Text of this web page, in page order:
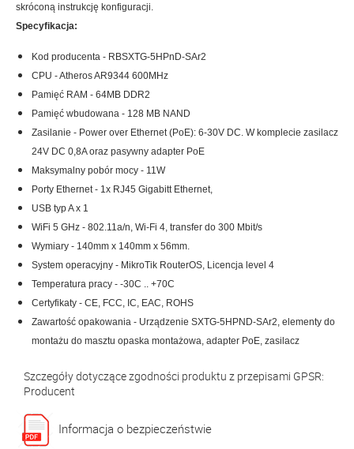
skróconą instrukcję konfiguracji.
Specyfikacja:
Kod producenta - RBSXTG-5HPnD-SAr2
CPU - Atheros AR9344 600MHz
Pamięć RAM - 64MB DDR2
Pamięć wbudowana - 128 MB NAND
Zasilanie - Power over Ethernet (PoE): 6-30V DC. W komplecie zasilacz
24V DC 0,8A oraz pasywny adapter PoE
Maksymalny pobór mocy - 11W
Porty Ethernet - 1x RJ45 Gigabitt Ethernet,
USB typ A x 1
WiFi 5 GHz - 802.11a/n, Wi-Fi 4, transfer do 300 Mbit/s
Wymiary - 140mm x 140mm x 56mm.
System operacyjny - MikroTik RouterOS, Licencja level 4
Temperatura pracy - -30C .. +70C
Certyfikaty - CE, FCC, IC, EAC, ROHS
Zawartość opakowania - Urządzenie SXTG-5HPND-SAr2, elementy do
montażu do masztu opaska montażowa, adapter PoE, zasilacz
Szczegóły dotyczące zgodności produktu z przepisami GPSR:
Producent
Informacja o bezpieczeństwie